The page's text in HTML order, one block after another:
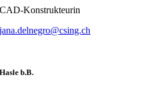
CAD-Konstrukteurin
jana.delnegro@csing.ch
Hasle b.B.